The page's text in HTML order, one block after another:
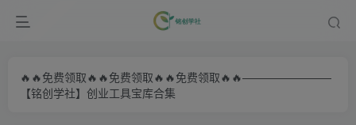
🔥🔥免费领取🔥🔥免费领取🔥🔥免费领取🔥🔥————————
【铭创学社】创业工具宝库合集